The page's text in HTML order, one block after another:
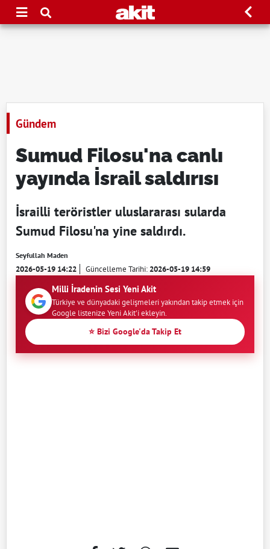
Gündem
Sumud Filosu'na canlı
yayında İsrail saldırısı
İsrailli teröristler uluslararası sularda
Sumud Filosu'na yine saldırdı.
Seyfullah Maden
2026-05-19 14:22 Güncelleme Tarihi:2026-05-19 14:59
Milli İradenin Sesi Yeni Akit
Türkiye ve dünyadaki gelişmeleri yakından takip etmek için
Google listenize Yeni Akit'i ekleyin.
⭐ Bizi Google'da Takip Et